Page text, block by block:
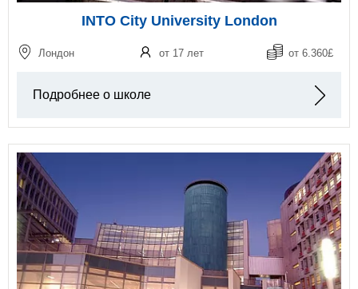
INTO City University London
Лондон от 17 лет от 6.360£
Подробнее о школе